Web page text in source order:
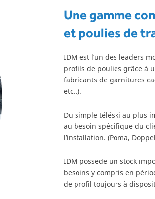
Une gamme
et poulies de
IDM est l’un des leaders
profils de poulies grâce à
fabricants de garnitures
etc..).
Du simple téléski au plus
au besoin spécifique du
l’installation. (Poma,
IDM possède un stock
besoins y compris en
de profil toujours à